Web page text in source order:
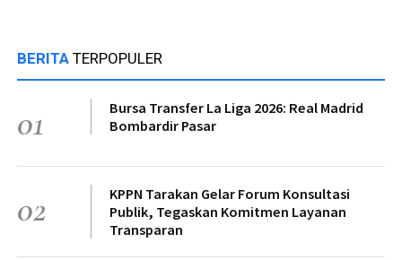
BERITA TERPOPULER
01
Bursa Transfer La Liga 2026: Real Madrid
Bombardir Pasar
02
KPPN Tarakan Gelar Forum Konsultasi
Publik, Tegaskan Komitmen Layanan
Transparan